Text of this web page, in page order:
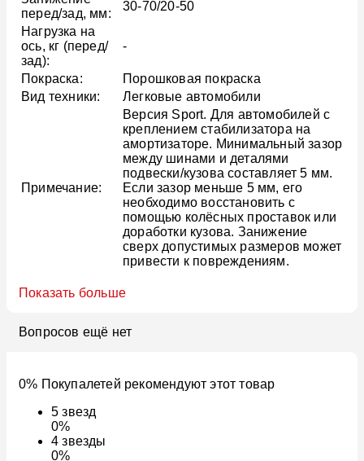
перед/зад, мм:
30-70/20-50
Нагрузка на
ось, кг (перед/
зад):
-
Покраска:
Порошковая покраска
Вид техники:
Легковые автомобили
Примечание:
Версия Sport. Для автомобилей с
креплением стабилизатора на
амортизаторе. Минимальный зазор
между шинами и деталями
подвески/кузова составляет 5 мм.
Если зазор меньше 5 мм, его
необходимо восстановить с
помощью колёсных проставок или
доработки кузова. Занижение
сверх допустимых размеров может
привести к повреждениям.
Показать больше
Вопросов ещё нет
0% Покупалетей рекомендуют этот товар
5звезд
0%
4звезды
0%